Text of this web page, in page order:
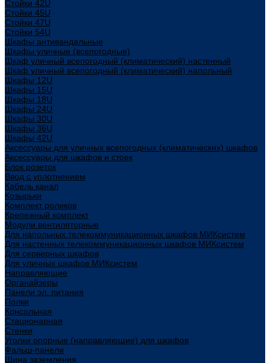
Стойки 42U
Стойки 45U
Стойки 47U
Стойки 54U
Шкафы антивандальные
Шкафы уличные (всепогодные)
Шкаф уличный всепогодный (климатический) настенный
Шкаф уличный всепогодный (климатический) напольный
Шкафы 12U
Шкафы 15U
Шкафы 18U
Шкафы 24U
Шкафы 30U
Шкафы 36U
Шкафы 42U
Аксессуары для уличных всепогодных (климатических) шкафов
Аксессуары для шкафов и стоек
Блок розеток
Ввод с уплотнением
Кабель канал
Козырьки
Комплект роликов
Крепежный комплект
Модули вентиляторные
Для напольных телекоммуникационных шкафов МИКсистем
Для настенных телекоммуникационных шкафов МИКсистем
Для серверных шкафов
Для уличных шкафов МИКсистем
Направляющие
Органайзеры
Панели эл. питания
Полки
Консольная
Стационарная
Стенки
Уголки опорные (направляющие) для шкафов
Фальш-панели
Шина заземления